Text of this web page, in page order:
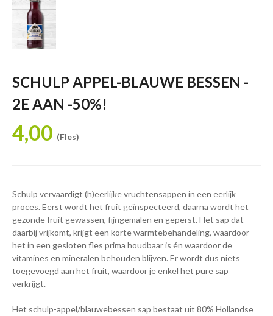
SCHULP APPEL-BLAUWE BESSEN -
2E AAN -50%!
4,00 (Fles)
Schulp vervaardigt (h)eerlijke vruchtensappen in een eerlijk
proces. Eerst wordt het fruit geïnspecteerd, daarna wordt het
gezonde fruit gewassen, fijngemalen en geperst. Het sap dat
daarbij vrijkomt, krijgt een korte warmtebehandeling, waardoor
het in een gesloten fles prima houdbaar is én waardoor de
vitamines en mineralen behouden blijven. Er wordt dus niets
toegevoegd aan het fruit, waardoor je enkel het pure sap
verkrijgt.
Het schulp-appel/blauwebessen sap bestaat uit 80% Hollandse